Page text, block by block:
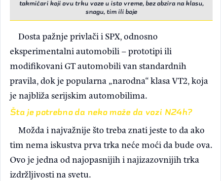
takmičari koji ovu trku voze u isto vreme, bez obzira na klasu,
snagu, tim ili boje
Dosta pažnje privlači i SPX, odnosno
eksperimentalni automobili – prototipi ili
modifikovani GT automobili van standardnih
pravila, dok je popularna „narodna“ klasa VT2, koja
je najbliža serijskim automobilima.
Šta je potrebno da neko može da vozi N24h?
Možda i najvažnije što treba znati jeste to da ako
tim nema iskustva prva trka neće moći da bude ova.
Ovo je jedna od najopasnijih i najizazovnijih trka
izdržljivosti na svetu.